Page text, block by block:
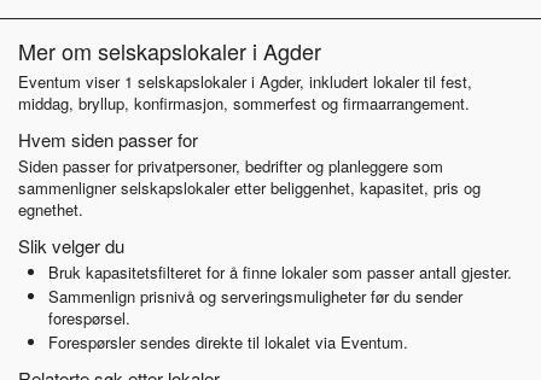
Mer om selskapslokaler i Agder
Eventum viser 1 selskapslokaler i Agder, inkludert lokaler til fest,
middag, bryllup, konfirmasjon, sommerfest og firmaarrangement.
Hvem siden passer for
Siden passer for privatpersoner, bedrifter og planleggere som
sammenligner selskapslokaler etter beliggenhet, kapasitet, pris og
egnethet.
Slik velger du
Bruk kapasitetsfilteret for å finne lokaler som passer antall gjester.
Sammenlign prisnivå og serveringsmuligheter før du sender
forespørsel.
Forespørsler sendes direkte til lokalet via Eventum.